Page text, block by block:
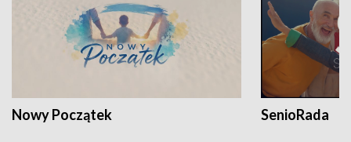
Nowy Początek SenioRada